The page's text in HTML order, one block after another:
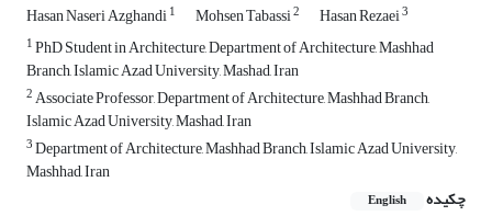
Hasan Naseri Azghandi1 Mohsen Tabassi2 Hasan Rezaei3
1PhD Student in Architecture, Department of Architecture, Mashhad
Branch, Islamic Azad University, Mashad, Iran
2Associate Professor, Department of Architecture, Mashhad Branch,
Islamic Azad University, Mashad, Iran
3Department of Architecture, Mashhad Branch, Islamic Azad University,
Mashhad, Iran
چکیده
English